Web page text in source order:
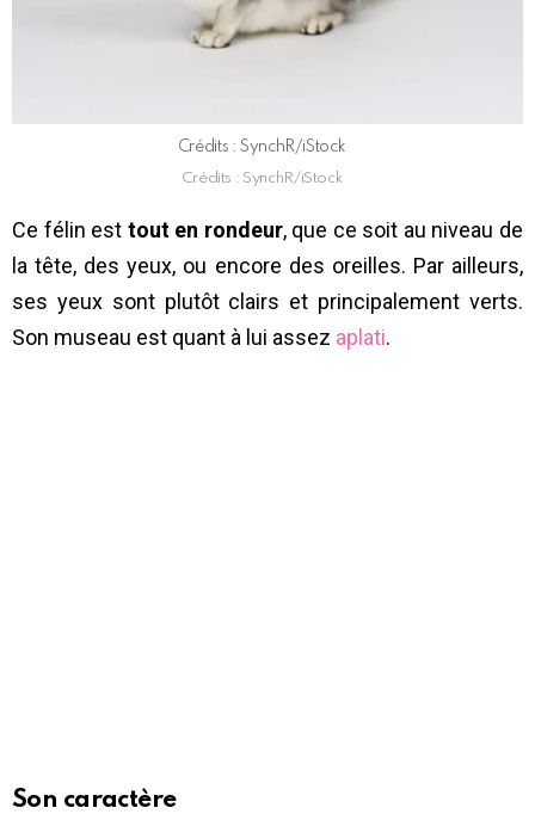
Crédits : SynchR/iStock
Crédits : SynchR/iStock
Ce félin est tout en rondeur, que ce soit au niveau de
la tête, des yeux, ou encore des oreilles. Par ailleurs,
ses yeux sont plutôt clairs et principalement verts.
Son museau est quant à lui assez aplati.
Son caractère